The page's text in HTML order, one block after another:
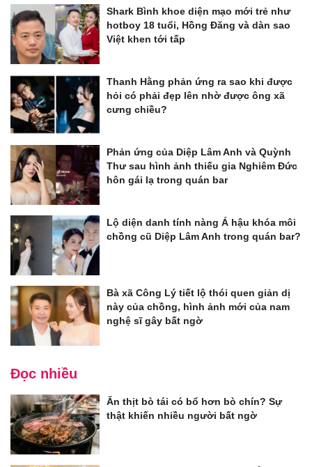
Shark Bình khoe diện mạo mới trẻ như
hotboy 18 tuổi, Hồng Đăng và dàn sao
Việt khen tới tấp
Thanh Hằng phản ứng ra sao khi được
hỏi có phải đẹp lên nhờ được ông xã
cưng chiều?
Phản ứng của Diệp Lâm Anh và Quỳnh
Thư sau hình ảnh thiếu gia Nghiêm Đức
hôn gái lạ trong quán bar
Lộ diện danh tính nàng Á hậu khóa môi
chồng cũ Diệp Lâm Anh trong quán bar?
Bà xã Công Lý tiết lộ thói quen giản dị
này của chồng, hình ảnh mới của nam
nghệ sĩ gây bất ngờ
Đọc nhiều
Ăn thịt bò tái có bổ hơn bò chín? Sự
thật khiến nhiều người bất ngờ